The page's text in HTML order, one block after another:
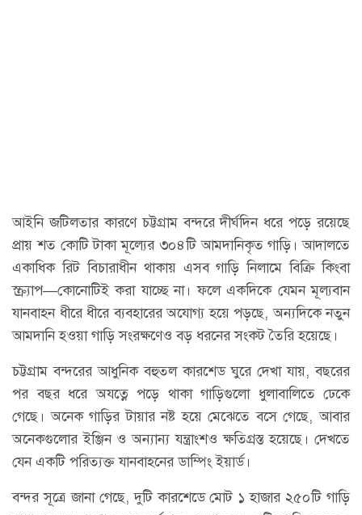
আইনি জটিলতার কারণে চট্টগ্রাম বন্দরে দীর্ঘদিন ধরে পড়ে রয়েছে
প্রায় শত কোটি টাকা মূল্যের ৩০৪টি আমদানিকৃত গাড়ি। আদালতে
একাধিক রিট বিচারাধীন থাকায় এসব গাড়ি নিলামে বিক্রি কিংবা
স্ক্র্যাপ—কোনোটিই করা যাচ্ছে না। ফলে একদিকে যেমন মূল্যবান
যানবাহন ধীরে ধীরে ব্যবহারের অযোগ্য হয়ে পড়ছে, অন্যদিকে নতুন
আমদানি হওয়া গাড়ি সংরক্ষণেও বড় ধরনের সংকট তৈরি হয়েছে।
চট্টগ্রাম বন্দরের আধুনিক বহুতল কারশেড ঘুরে দেখা যায়, বছরের
পর বছর ধরে অযত্নে পড়ে থাকা গাড়িগুলো ধুলাবালিতে ঢেকে
গেছে। অনেক গাড়ির টায়ার নষ্ট হয়ে মেঝেতে বসে গেছে, আবার
অনেকগুলোর ইঞ্জিন ও অন্যান্য যন্ত্রাংশও ক্ষতিগ্রস্ত হয়েছে। দেখতে
যেন একটি পরিত্যক্ত যানবাহনের ডাম্পিং ইয়ার্ড।
বন্দর সূত্রে জানা গেছে, দুটি কারশেডে মোট ১ হাজার ২৫০টি গাড়ি